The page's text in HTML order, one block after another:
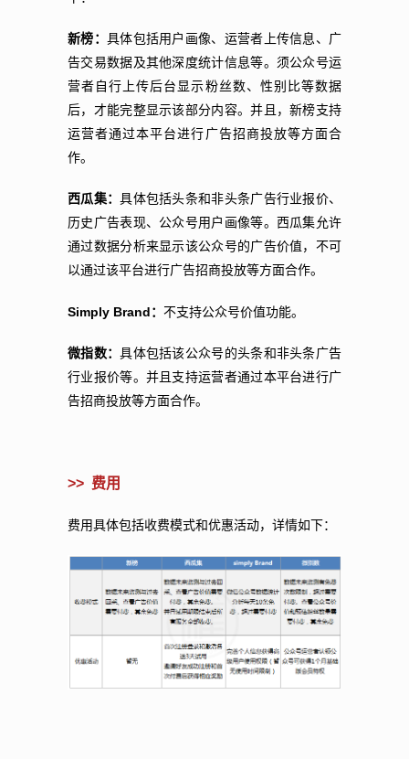
新榜： 具体包括用户画像、运营者上传信息、广
告交易数据及其他深度统计信息等。须公众号运
营者自行上传后台显示粉丝数、性别比等数据
后，才能完整显示该部分内容。并且，新榜支持
运营者通过本平台进行广告招商投放等方面合
作。
西瓜集：具体包括头条和非头条广告行业报价、
历史广告表现、公众号用户画像等。西瓜集允许
通过数据分析来显示该公众号的广告价值，不可
以通过该平台进行广告招商投放等方面合作。
Simply Brand ： 不支持公众号价值功能。
微指数：具体包括该公众号的头条和非头条广告
行业报价等。并且支持运营者通过本平台进行广
告招商投放等方面合作。
>> 费用
费用具体包括收费模式和优惠活动，详情如下：